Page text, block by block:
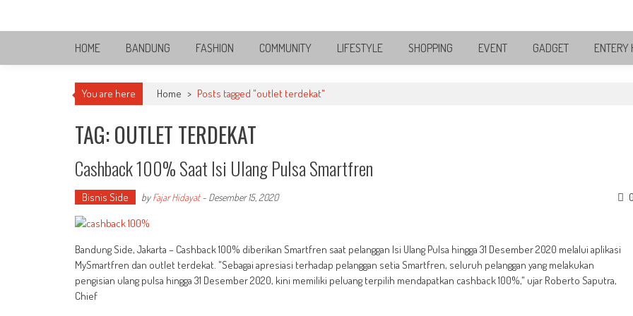
Bandung Side
Sisi Cantik Bandung
HOME BANDUNG FASHION COMMUNITY LIFESTYLE SHOPPING EVENT GADGET ENTERY
You are here Home > Posts tagged "outlet terdekat"
TAG: OUTLET TERDEKAT
Cashback 100% Saat Isi Ulang Pulsa Smartfren
Bisnis Side byFajar Hidayat- Desember 15, 2020 0
Bandung Side, Jakarta – Cashback 100% diberikan Smartfren saat pelanggan Isi Ulang Pulsa hingga 31 Desember 2020 melalui aplikasi
MySmartfren dan outlet terdekat. "Sebagai apresiasi terhadap pelanggan setia Smartfren, seluruh pelanggan yang melakukan
pengisian ulang pulsa hingga 31 Desember 2020, kini memiliki peluang terpilih mendapatkan cashback 100%," ujar Roberto Saputra,
Chief